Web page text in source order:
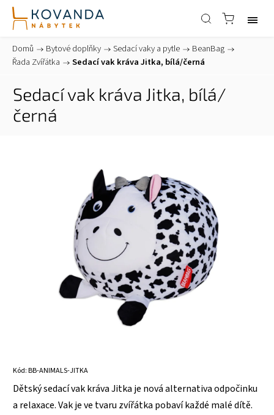
Domů / Bytové doplňky / Sedací vaky a pytle / BeanBag /
Řada Zvířátka / Sedací vak kráva Jitka, bílá/černá
Sedací vak kráva Jitka, bílá/
černá
Kód:BB-ANIMALS-JITKA
Dětský sedací vak kráva Jitka je nová alternativa odpočinku
a relaxace. Vak je ve tvaru zvířátka pobaví každé malé dítě.